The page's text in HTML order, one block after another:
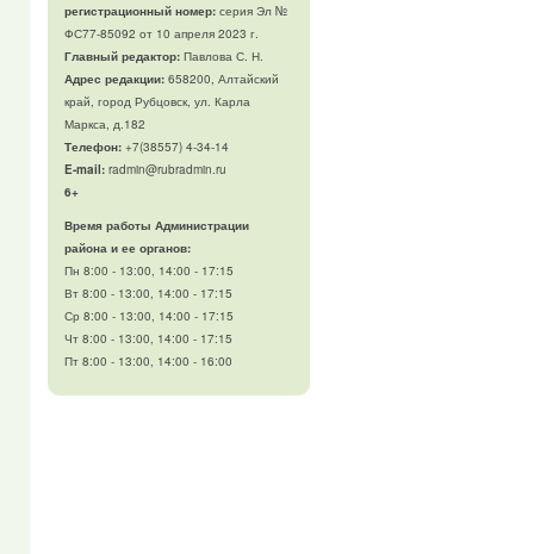
регистрационный номер:серия Эл №
ФС77-85092 от 10 апреля 2023 г.
Главный редактор:Павлова С. Н.
Адрес редакции:658200, Алтайский
край, город Рубцовск, ул. Карла
Маркса, д.182
Телефон:+7(38557) 4-34-14
E-mail:radmin@rubradmin.ru
6+
Время работы Администрации
района и ее органов:
Пн 8:00 - 13:00, 14:00 - 17:15
Вт 8:00 - 13:00, 14:00 - 17:15
Ср 8:00 - 13:00, 14:00 - 17:15
Чт 8:00 - 13:00, 14:00 - 17:15
Пт 8:00 - 13:00, 14:00 - 16:00